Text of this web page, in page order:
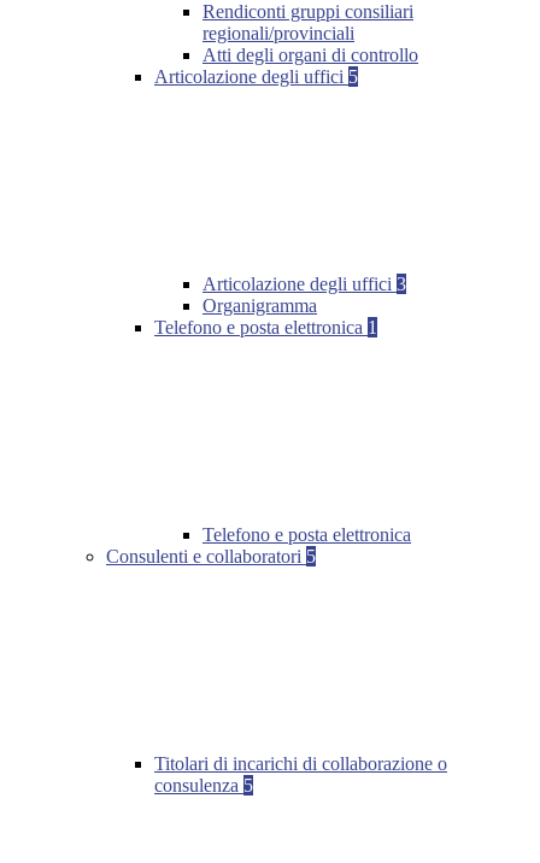
Rendiconti gruppi consiliari
regionali/provinciali
Atti degli organi di controllo
Articolazione degli uffici 5
Articolazione degli uffici 3
Organigramma
Telefono e posta elettronica 1
Telefono e posta elettronica
Consulenti e collaboratori 5
Titolari di incarichi di collaborazione o
consulenza 5